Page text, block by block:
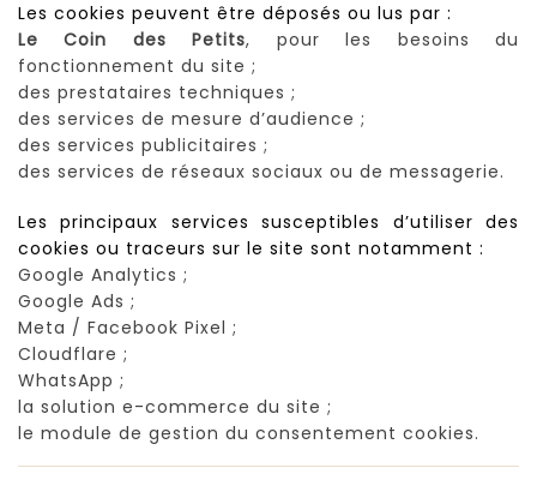
Les cookies peuvent être déposés ou lus par :
Le Coin des Petits, pour les besoins du
fonctionnement du site ;
des prestataires techniques ;
des services de mesure d’audience ;
des services publicitaires ;
des services de réseaux sociaux ou de messagerie.
Les principaux services susceptibles d’utiliser des
cookies ou traceurs sur le site sont notamment :
Google Analytics ;
Google Ads ;
Meta / Facebook Pixel ;
Cloudflare ;
WhatsApp ;
la solution e-commerce du site ;
le module de gestion du consentement cookies.